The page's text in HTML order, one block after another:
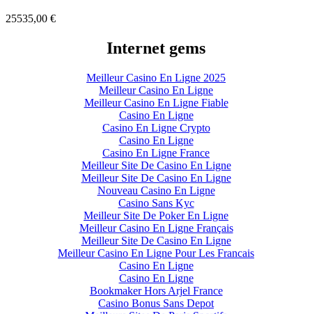
25535,00 €
Internet gems
Meilleur Casino En Ligne 2025
Meilleur Casino En Ligne
Meilleur Casino En Ligne Fiable
Casino En Ligne
Casino En Ligne Crypto
Casino En Ligne
Casino En Ligne France
Meilleur Site De Casino En Ligne
Meilleur Site De Casino En Ligne
Nouveau Casino En Ligne
Casino Sans Kyc
Meilleur Site De Poker En Ligne
Meilleur Casino En Ligne Français
Meilleur Site De Casino En Ligne
Meilleur Casino En Ligne Pour Les Francais
Casino En Ligne
Casino En Ligne
Bookmaker Hors Arjel France
Casino Bonus Sans Depot